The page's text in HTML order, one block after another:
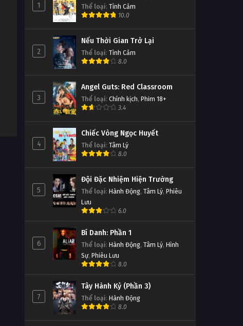
1 Thể loại: Tình Cảm
10.0
2
Nếu Thời Gian Trở Lại
Thể loại: Tình Cảm
8.0
3
Angel Guts: Red Classroom
Thể loại: Chính kịch, Phim 18+
3.4
4
Chiếc Vòng Ngọc Huyết
Thể loại: Tâm Lý
8.0
5
Đội Đặc Nhiệm Hiện Trường
Thể loại: Hành Động, Tâm Lý, Phiêu
Lưu
6.0
6
Bí Danh: Phần 1
Thể loại: Hành Động, Tâm Lý, Hình
Sự, Phiêu Lưu
8.0
7
Tây Hành Kỷ (Phần 3)
Thể loại: Hành Động
8.0